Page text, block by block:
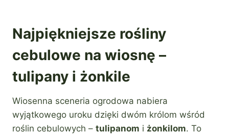
Najpiękniejsze rośliny
cebulowe na wiosnę –
tulipany i żonkile
Wiosenna sceneria ogrodowa nabiera
wyjątkowego uroku dzięki dwóm królom wśród
roślin cebulowych – tulipanom i żonkilom. To